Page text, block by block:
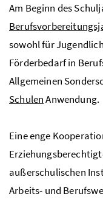
Am Beginn des
sowohl für
Förderbedarf in
Allgemeinen
SchulenAnwendung.
Eine enge
außerschulischen
Arbeits- und